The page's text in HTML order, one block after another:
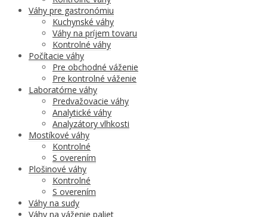
Váhy pre gastronómiu
Kuchynské váhy
Váhy na príjem tovaru
Kontrolné váhy
Počítacie váhy
Pre obchodné váženie
Pre kontrolné váženie
Laboratórne váhy
Predvažovacie váhy
Analytické váhy
Analyzátory vlhkosti
Mostíkové váhy
Kontrolné
S overením
Plošinové váhy
Kontrolné
S overením
Váhy na sudy
Váhy na váženie paliet